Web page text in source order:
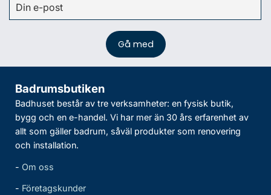
Badrumsbutiken
Badhuset består av tre verksamheter: en fysisk butik,
bygg och en e-handel. Vi har mer än 30 års erfarenhet av
allt som gäller badrum, såväl produkter som renovering
och installation.
- Om oss
- Företagskunder